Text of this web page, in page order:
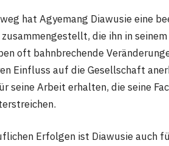
hat Agyemang Diawusie eine
die ihn in
oft bahnbrechende
Einfluss auf die Gesellschaft
seine Arbeit erhalten, die seine
Erfolgen ist Diawusie auch